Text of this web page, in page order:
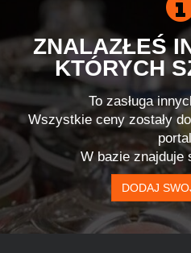
ZNALAZŁEŚ
KTÓRYCH
To zasługa
Wszystkie ceny zostały
W bazie znajduje
DODAJ